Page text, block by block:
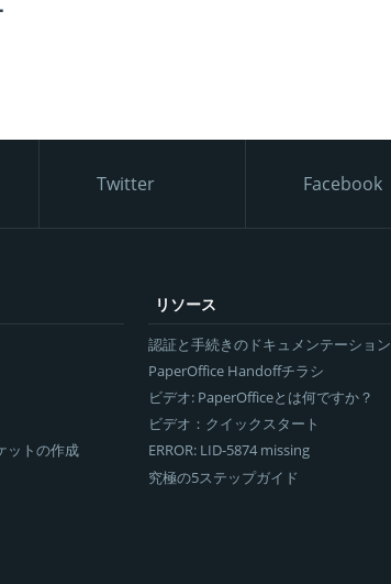
Twitter Facebook
ットの作成
リソース
認証と手続きのドキュメンテーション
PaperOffice Handoffチラシ
ビデオ: PaperOfficeとは何ですか？
ビデオ：クイックスタート
ERROR: LID-5874 missing
究極の5ステップガイド